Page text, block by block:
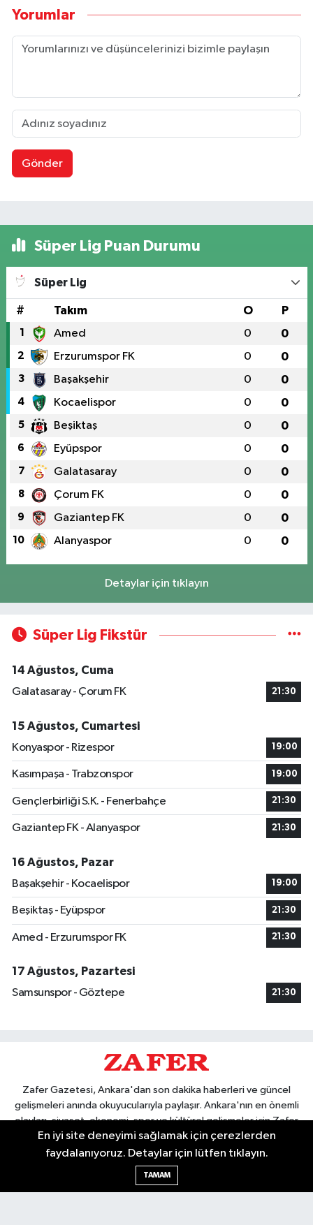
Yorumlar
Gönder
Süper Lig Puan Durumu
Süper Lig
# Takım O P
1 Amed 0 0
2 Erzurumspor FK 0 0
3 Başakşehir 0 0
4 Kocaelispor 0 0
5 Beşiktaş 0 0
6 Eyüpspor 0 0
7 Galatasaray 0 0
8 Çorum FK 0 0
9 Gaziantep FK 0 0
10 Alanyaspor 0 0
Detaylar için tıklayın
Süper Lig Fikstür
14 Ağustos, Cuma
Galatasaray - Çorum FK
21:30
15 Ağustos, Cumartesi
Konyaspor - Rizespor
19:00
Kasımpaşa - Trabzonspor 19:00
Gençlerbirliği S.K. - Fenerbahçe 21:30
Gaziantep FK - Alanyaspor 21:30
16 Ağustos, Pazar
Başakşehir - Kocaelispor
19:00
Beşiktaş - Eyüpspor 21:30
Amed - Erzurumspor FK 21:30
17 Ağustos, Pazartesi
Samsunspor - Göztepe
21:30
Zafer Gazetesi, Ankara'dan son dakika haberleri ve güncel
gelişmeleri anında okuyucularıyla paylaşır. Ankara'nın en önemli
olayları, siyaset, ekonomi, spor ve kültürel gelişmeler için Zafer
Gazetesi'ni takip edin. Başkentin güvendiği haber kaynağı.
En iyi site deneyimi sağlamak için çerezlerden
faydalanıyoruz. Detaylar için lütfen tıklayın.
TAMAM